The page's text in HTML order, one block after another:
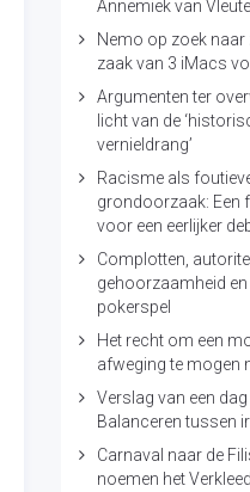
Annemiek van
Nemo op zoek naar
zaak van 3 iMacs
Argumenten ter
licht van de
vernieldrang’
Racisme als
grondoorzaak: Een
voor een eerlijker
Complotten,
gehoorzaamheid en
pokerspel
Het recht om een
afweging te mogen
Verslag van een
Balanceren tussen
Carnaval naar de
noemen het